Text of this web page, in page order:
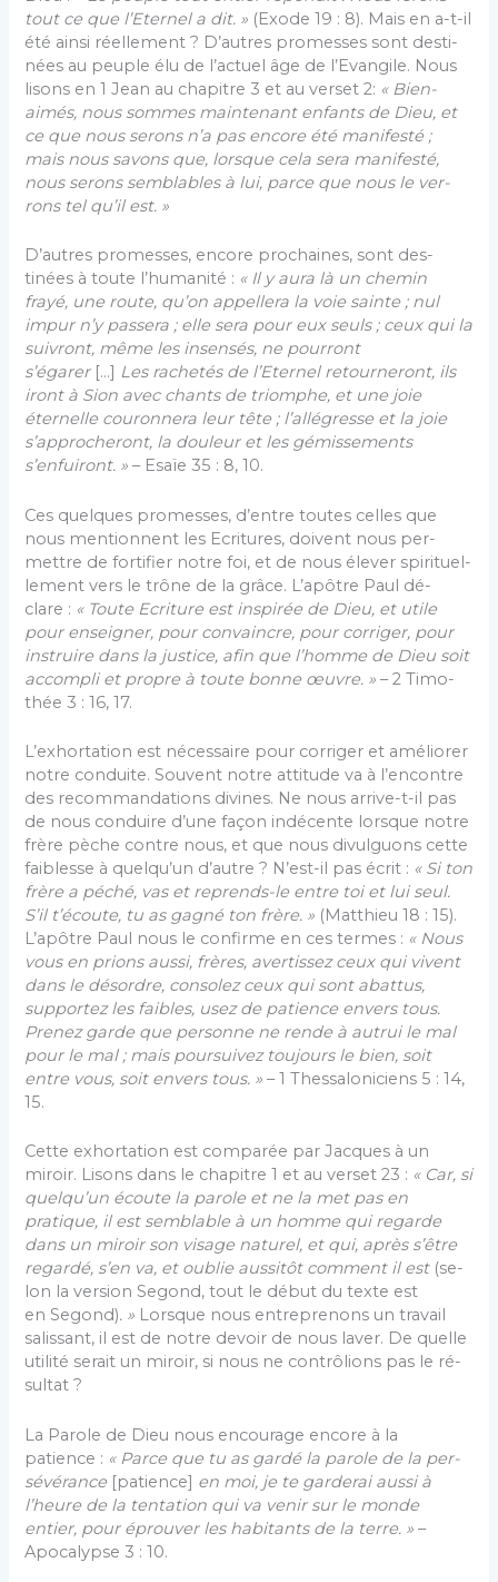
tout ce que l’Eternel a dit. » (Exode 19 : 8). Mais en a-t-il
été ainsi réellement ? D’autres promesses sont desti­
nées au peuple élu de l’actuel âge de l’Evangile. Nous
lisons en 1 Jean au chapitre 3 et au verset 2: « Bien-
aimés, nous sommes maintenant enfants de Dieu, et
ce que nous serons n’a pas encore été manifesté ;
mais nous savons que, lorsque cela sera manifesté,
nous serons semblables à lui, parce que nous le ver­
rons tel qu’il est. »
D’autres promesses, encore prochaines, sont des­
tinées à toute l’humanité : « Il y aura là un chemin
frayé, une route, qu’on appellera la voie sainte ; nul
impur n’y passera ; elle sera pour eux seuls ; ceux qui la
suivront, même les insensés, ne pourront
s’égarer […] Les rachetés de l’Eternel retourneront, ils
iront à Sion avec chants de triomphe, et une joie
éternelle couronnera leur tête ; l’allégresse et la joie
s’approcheront, la douleur et les gémissements
s’enfuiront. » – Esaïe 35 : 8, 10.
Ces quelques promesses, d’entre toutes celles que
nous mentionnent les Ecritures, doivent nous per­
mettre de fortifier notre foi, et de nous élever spirituel­
lement vers le trône de la grâce. L’apôtre Paul dé­
clare : « Toute Ecriture est inspirée de Dieu, et utile
pour enseigner, pour convaincre, pour corriger, pour
instruire dans la justice, afin que l’homme de Dieu soit
accompli et propre à toute bonne œuvre. » – 2 Timo­
thée 3 : 16, 17.
L’exhortation est nécessaire pour corriger et amé­liorer
notre conduite. Souvent notre attitude va à l’encontre
des recommandations divines. Ne nous ar­rive-t-il pas
de nous conduire d’une façon indécente lorsque notre
frère pèche contre nous, et que nous di­vulguons cette
faiblesse à quelqu’un d’autre ? N’est-il pas écrit : « Si ton
frère a péché, vas et reprends-le entre toi et lui seul.
S’il t’écoute, tu as gagné ton frère. » (Matthieu 18 : 15).
L’apôtre Paul nous le confirme en ces termes : « Nous
vous en prions aussi, frères, avertissez ceux qui vivent
dans le désordre, consolez ceux qui sont abattus,
supportez les faibles, usez de patience envers tous.
Prenez garde que per­sonne ne rende à autrui le mal
pour le mal ; mais pour­suivez toujours le bien, soit
entre vous, soit envers tous. » – 1 Thessaloniciens 5 : 14,
15.
Cette exhortation est comparée par Jacques à un
miroir. Lisons dans le chapitre 1 et au verset 23 : « Car, si
quelqu’un écoute la parole et ne la met pas en
pratique, il est semblable à un homme qui regarde
dans un miroir son visage naturel, et qui, après s’être
regardé, s’en va, et oublie aussitôt comment il est (se­
lon la version Segond, tout le début du texte est
en Segond). » Lorsque nous entreprenons un travail
salis­sant, il est de notre devoir de nous laver. De quelle
uti­lité serait un miroir, si nous ne contrôlions pas le ré­
sultat ?
La Parole de Dieu nous encourage encore à la
patience : « Parce que tu as gardé la parole de la per­
sévérance [patience] en moi, je te garderai aussi à
l’heure de la tentation qui va venir sur le monde
entier, pour éprouver les habitants de la terre. » –
Apocalypse 3 : 10.